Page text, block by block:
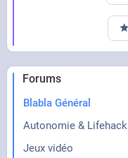
Forums
Blabla Général
Autonomie & Lifehack
Jeux vidéo